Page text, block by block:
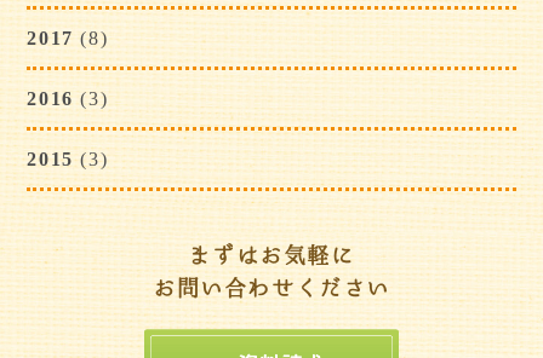
2017 (8)
2016 (3)
2015(3)
まずはお気軽に
お問い合わせください